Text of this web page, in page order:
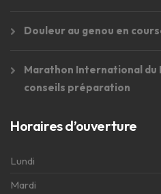
Douleur au genou en
Marathon International du
conseils préparation
Horaires d’ouverture
Lundi
Mardi